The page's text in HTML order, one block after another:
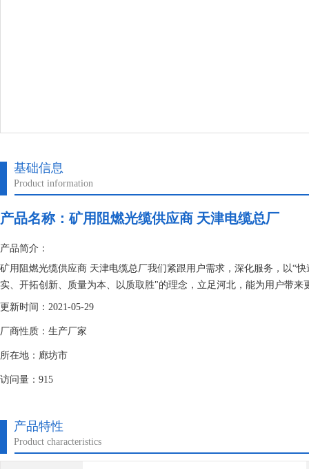
基础信息
Product information
产品名称： 矿用阻燃光缆供应商 天津电缆总厂
产品简介：
矿用阻燃光缆供应商 天津电缆总厂我们紧跟用户需求，深化服务，以“
实、开拓创新、质量为本、以质取胜"的理念，立足河北，能为用户带来
更新时间：2021-05-29
厂商性质：生产厂家
所在地：廊坊市
访问量：915
产品特性
Product characteristics